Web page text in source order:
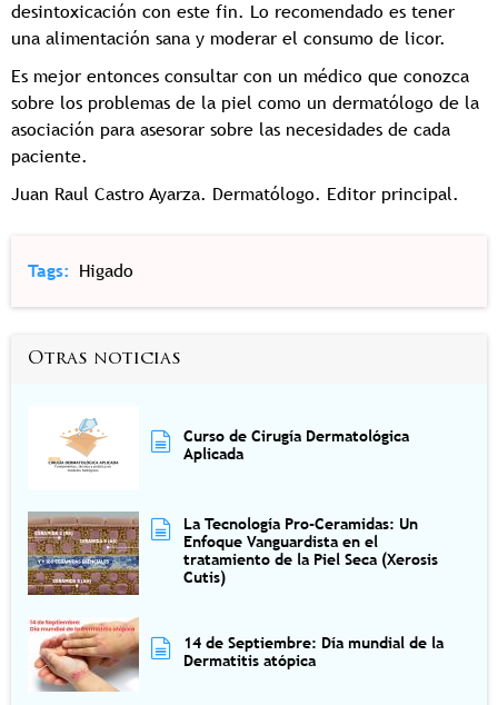
desintoxicación con este fin. Lo recomendado es tener
una alimentación sana y moderar el consumo de licor.
Es mejor entonces consultar con un médico que conozca
sobre los problemas de la piel como un dermatólogo de la
asociación para asesorar sobre las necesidades de cada
paciente.
Juan Raul Castro Ayarza. Dermatólogo. Editor principal.
Tags Higado
Otras noticias
Curso de Cirugía Dermatológica
Aplicada
La Tecnología Pro-Ceramidas: Un
Enfoque Vanguardista en el
tratamiento de la Piel Seca (Xerosis
Cutis)
14 de Septiembre: Día mundial de la
Dermatitis atópica